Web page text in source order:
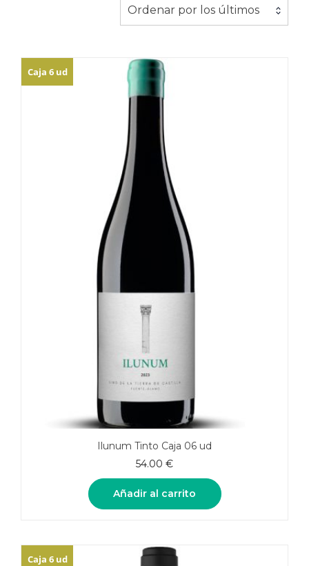
últimos
Ordenar por los últimos
Caja 6 ud
Ilunum Tinto Caja 06 ud
54.00 €
Añadir al carrito
Caja 6 ud